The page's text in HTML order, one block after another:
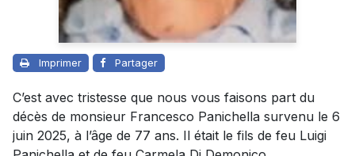
Imprimer Partager
C’est avec tristesse que nous vous faisons part du
décès de monsieur Francesco Panichella survenu le 6
juin 2025, à l’âge de 77 ans. Il était le fils de feu Luigi